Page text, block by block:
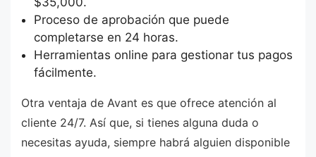
Proceso de aprobación que puede
completarse en 24 horas.
Herramientas online para gestionar tus pagos
fácilmente.
Otra ventaja de Avant es que ofrece atención al
cliente 24/7. Así que, si tienes alguna duda o
necesitas ayuda, siempre habrá alguien disponible